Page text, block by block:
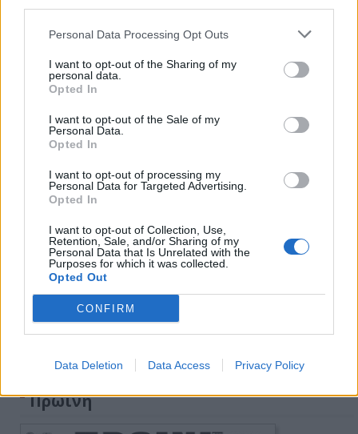
Personal Data Processing Opt Outs
I want to opt-out of the Sharing of my
personal data.
Opted In
I want to opt-out of the Sale of my
Personal Data.
Opted In
I want to opt-out of processing my
Personal Data for Targeted Advertising.
Opted In
I want to opt-out of Collection, Use,
Retention, Sale, and/or Sharing of my
Personal Data that Is Unrelated with the
Purposes for which it was collected.
Opted Out
CONFIRM
Data Deletion Data Access Privacy Policy
Πρωινή